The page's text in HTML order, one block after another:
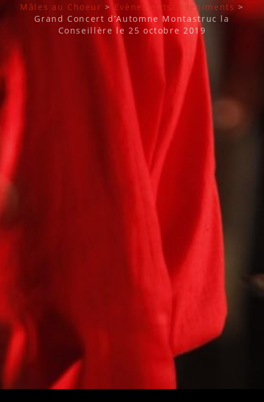
Mâles au Choeur >Evènements/ Eveniments>
Grand Concert d’Automne Montastruc la
Conseillère le 25 octobre 2019